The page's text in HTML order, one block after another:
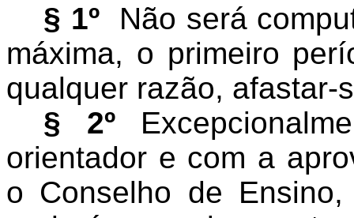
§ 1º
Não será
máxima, o primeiro
qualquer razão, afastar-
§ 2º
orientador e com a
o Conselho de